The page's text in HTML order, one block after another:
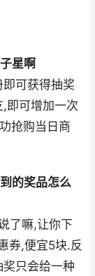
星啊
即可获得抽奖
即可增加一次
抢购当日商
的奖品怎么
了嘛,让你下
券,便宜5块.反
只会给一种